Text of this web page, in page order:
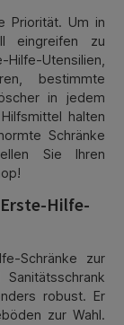
Priorität. Um in
eingreifen zu
Utensilien,
bestimmte
in jedem
halten
Schränke
Sie Ihren
Hilfe-
Schränke zur
robust. Er
zur Wahl.